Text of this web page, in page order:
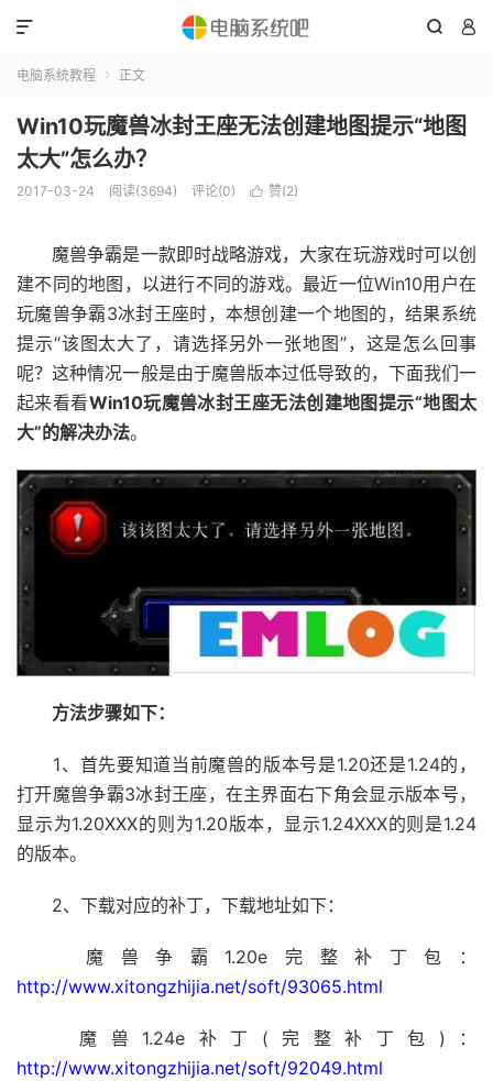
 

电脑系统教程  正文
Win10玩魔兽冰封王座无法创建地图提示“地图
太大”怎么办？
2017-03-24 阅读(3694) 评论(0)  赞(2)
魔兽争霸是一款即时战略游戏，大家在玩游戏时可以创
建不同的地图，以进行不同的游戏。最近一位Win10用户在
玩魔兽争霸3冰封王座时，本想创建一个地图的，结果系统
提示“该图太大了，请选择另外一张地图”，这是怎么回事
呢？这种情况一般是由于魔兽版本过低导致的，下面我们一
起来看看Win10玩魔兽冰封王座无法创建地图提示“地图太
大”的解决办法。
方法步骤如下：
1、首先要知道当前魔兽的版本号是1.20还是1.24的，
打开魔兽争霸3冰封王座，在主界面右下角会显示版本号，
显示为1.20XXX的则为1.20版本，显示1.24XXX的则是1.24
的版本。
2、下载对应的补丁，下载地址如下：
魔兽争霸1.20e完整补丁包：
http://www.xitongzhijia.net/soft/93065.html
魔兽1.24e补丁(完整补丁包)：
http://www.xitongzhijia.net/soft/92049.html